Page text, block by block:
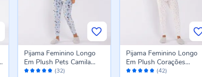
Avaliação: (32)
Pijama Feminino Longo
Em Plush Pets Camila
Moretti Estampado
Avaliação: (42)
Pijama Feminino Longo
Em Plush Corações
Camila Moretti Estampado